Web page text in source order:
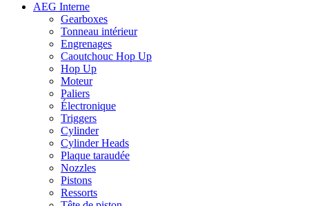
AEG Interne
Gearboxes
Tonneau intérieur
Engrenages
Caoutchouc Hop Up
Hop Up
Moteur
Paliers
Électronique
Triggers
Cylinder
Cylinder Heads
Plaque taraudée
Nozzles
Pistons
Ressorts